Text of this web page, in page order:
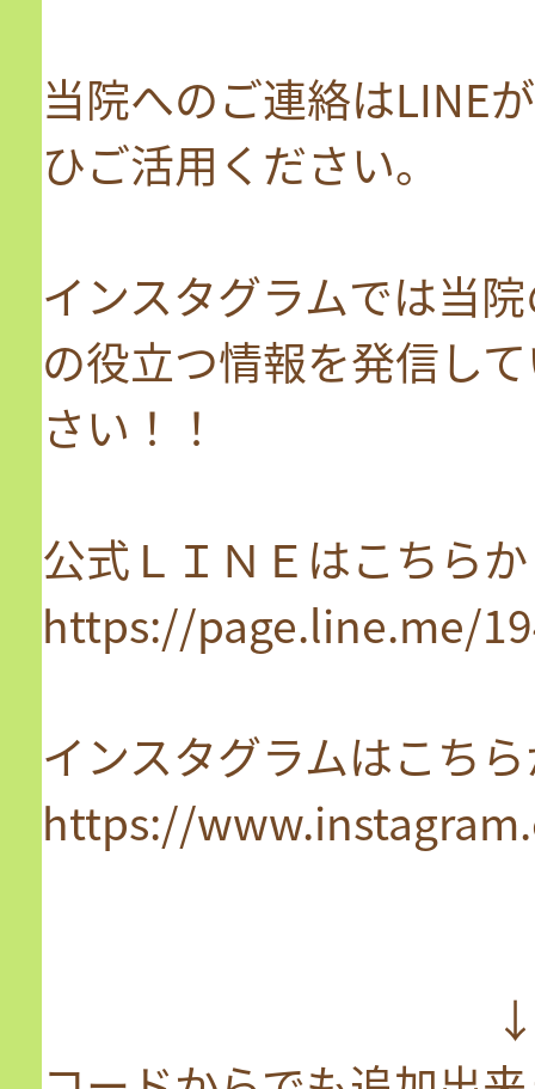
当院へのご連絡はLINE
ひご活用ください。
インスタグラムでは当
の役立つ情報を発信し
さい！！
公式ＬＩＮＥはこちら
https://page.line.me/
インスタグラムはこち
https://
↓↓↓↓↓公式